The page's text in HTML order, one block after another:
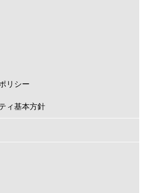
リシー
ィ基本方針